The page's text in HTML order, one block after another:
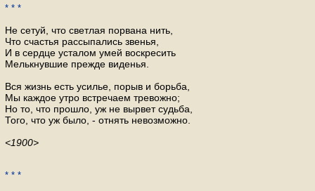
* * *
Не сетуй, что светлая порвана нить,
Что счастья рассыпались звенья,
И в сердце усталом умей воскресить
Мелькнувшие прежде виденья.
Вся жизнь есть усилье, порыв и борьба,
Мы каждое утро встречаем тревожно;
Но то, что прошло, уж не вырвет судьба,
Того, что уж было, - отнять невозможно.
<1900>
* * *